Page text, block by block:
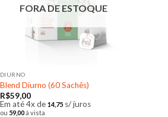
FORA DE ESTOQUE
DIURNO
Blend Diurno (60 Sachês)
R$59,00
Em até 4x de 14,75 s/ juros
ou 59,00á vista